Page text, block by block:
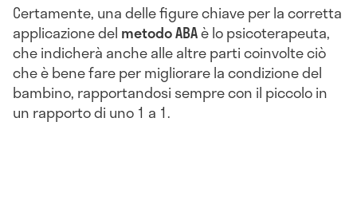
Certamente, una delle figure chiave per la corretta
applicazione del metodo ABAè lo psicoterapeuta,
che indicherà anche alle altre parti coinvolte ciò
che è bene fare per migliorare la condizione del
bambino, rapportandosi sempre con il piccolo in
un rapporto di uno 1 a 1.